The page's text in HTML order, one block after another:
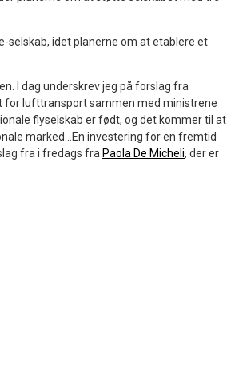
selskab, idet planerne om at etablere et
I dag underskrev jeg på forslag fra
lufttransport sammen med ministrene
flyselskab er født, og det kommer til at
marked…En investering for en fremtid
fra i fredags fra Paola De Micheli, der er